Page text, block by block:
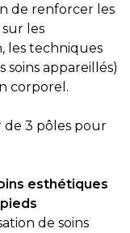
de renforcer les
les
les techniques
appareillés)
corporel.
de 3 pôles pour
esthétiques
de soins